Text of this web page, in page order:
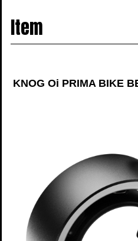
Item
KNOG Oi PRIMA BIKE